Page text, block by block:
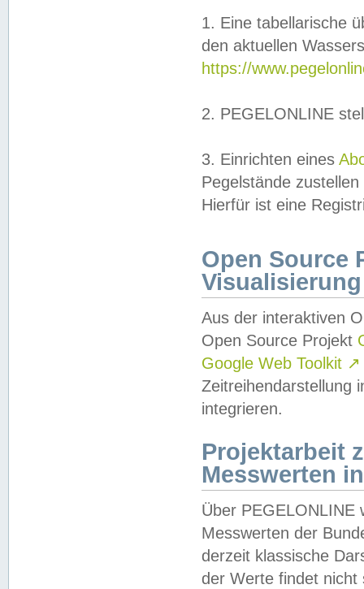
1. Eine tabellarische
den aktuellen
https://
2. PEGELONLINE
3. Einrichten eines
Pegelstände
Hierfür ist eine
Open Source
Visualisierung
Aus der interaktiven
Open Source Projekt
Google Web Toolkit ↗
Zeitreihendarstellung
integrieren.
Projektarbeit
Messwerten
Über PEGELONLINE
Messwerten der
derzeit klassische
der Werte findet